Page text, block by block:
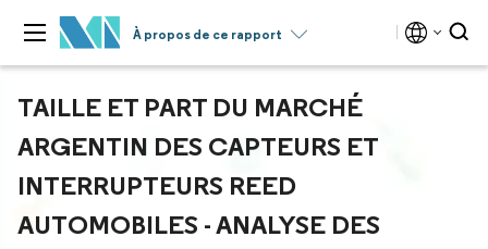
À propos de ce rapport
TAILLE ET PART DU MARCHÉ
ARGENTIN DES CAPTEURS ET
INTERRUPTEURS REED
AUTOMOBILES - ANALYSE DES